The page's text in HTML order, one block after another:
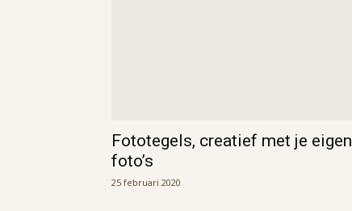
Fototegels, creatief met je eigen
foto’s
25 februari 2020